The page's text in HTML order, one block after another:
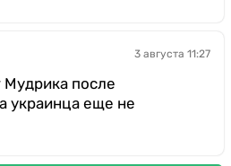
3 августа 11:27
после
украинца еще не